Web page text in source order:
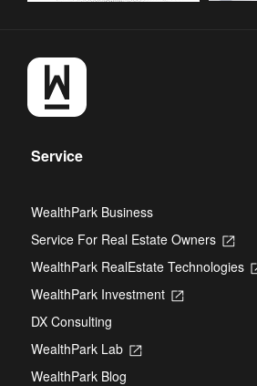
Service
WealthPark Business
Service For Real Estate Owners
a
WealthPark RealEstate Technologies
WealthPark Investment
Opens
DX Consulting
WealthPark Lab
Opens
WealthPark Blog